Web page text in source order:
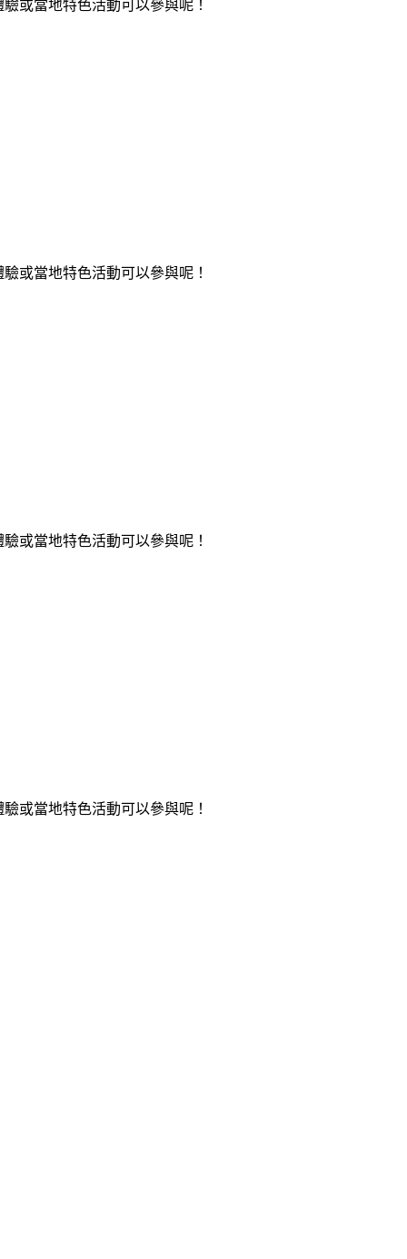
或當地特色活動可以參與呢！
或當地特色活動可以參與呢！
或當地特色活動可以參與呢！
或當地特色活動可以參與呢！